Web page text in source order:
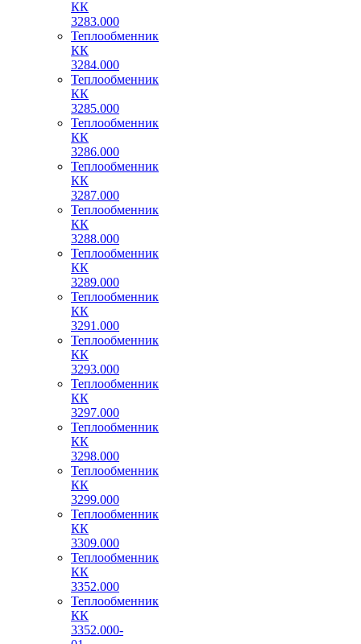
КК
3283.000
Теплообменник
КК
3284.000
Теплообменник
КК
3285.000
Теплообменник
КК
3286.000
Теплообменник
КК
3287.000
Теплообменник
КК
3288.000
Теплообменник
КК
3289.000
Теплообменник
КК
3291.000
Теплообменник
КК
3293.000
Теплообменник
КК
3297.000
Теплообменник
КК
3298.000
Теплообменник
КК
3299.000
Теплообменник
КК
3309.000
Теплообменник
КК
3352.000
Теплообменник
КК
3352.000-